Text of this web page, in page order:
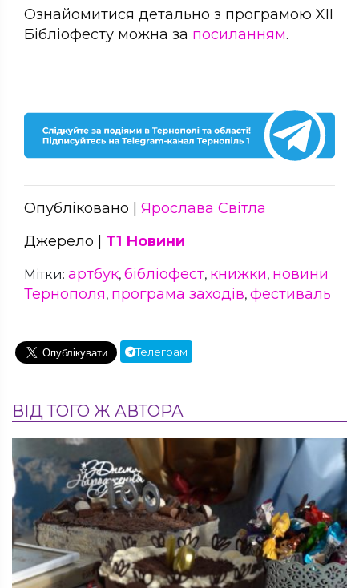
Ознайомитися детально з програмою XІІ
Бібліофесту можна за посиланням.
Опубліковано | Ярослава Світла
Джерело | Т1 Новини
Мітки: артбук, бібліофест, книжки, новини
Тернополя, програма заходів, фестиваль
Телеграм
ВІД ТОГО Ж АВТОРА